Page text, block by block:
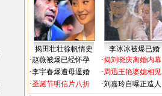
揭田壮壮徐帆情史 李冰冰被爆已婚
·赵薇被爆已经怀孕
·李宇春爆遭母逼婚
·圣诞节明信片八折
·揭刘晓庆离婚内幕
·周迅王艳婆媳相见
·刘嘉玲自曝正造人